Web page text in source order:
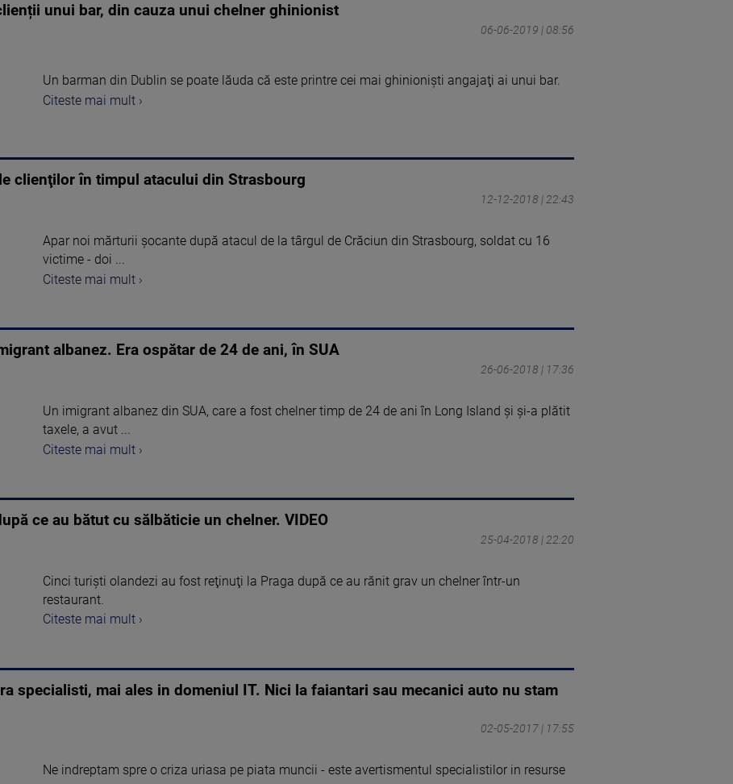
unui bar, din cauza unui chelner ghinionist
06-06-2019 | 08:56
Un barman din Dublin se poate lăuda că este printre cei mai ghinionişti angajaţi ai unui bar.
Citeste mai mult ›
clienţilor în timpul atacului din Strasbourg
12-12-2018 | 22:43
Apar noi mărturii şocante după atacul de la târgul de Crăciun din Strasbourg, soldat cu 16
victime - doi ...
Citeste mai mult ›
albanez. Era ospătar de 24 de ani, în SUA
26-06-2018 | 17:36
Un imigrant albanez din SUA, care a fost chelner timp de 24 de ani în Long Island şi şi-a plătit
taxele, a avut ...
Citeste mai mult ›
ce au bătut cu sălbăticie un chelner. VIDEO
25-04-2018 | 22:20
Cinci turişti olandezi au fost reţinuţi la Praga după ce au rănit grav un chelner într-un
restaurant.
Citeste mai mult ›
specialisti, mai ales in domeniul IT. Nici la faiantari sau mecanici auto nu stam
02-05-2017 | 17:55
Ne indreptam spre o criza uriasa pe piata muncii - este avertismentul specialistilor in resurse